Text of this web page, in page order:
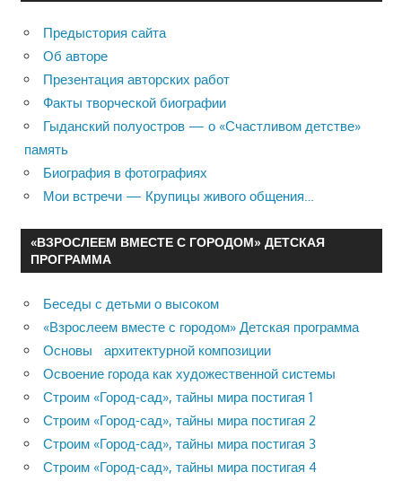
Предыстория сайта
Об авторе
Презентация авторских работ
Факты творческой биографии
Гыданский полуостров — о «Счастливом детстве»
память
Биография в фотографиях
Мои встречи — Крупицы живого общения…
«ВЗРОСЛЕЕМ ВМЕСТЕ С ГОРОДОМ» ДЕТСКАЯ
ПРОГРАММА
Беседы с детьми о высоком
«Взрослеем вместе с городом» Детская программа
Основы архитектурной композиции
Освоение города как художественной системы
Строим «Город-сад», тайны мира постигая 1
Строим «Город-сад», тайны мира постигая 2
Строим «Город-сад», тайны мира постигая 3
Строим «Город-сад», тайны мира постигая 4